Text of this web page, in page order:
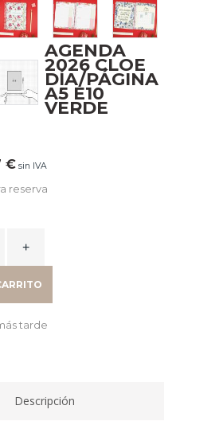
AGENDA
2026 CLOE
DÍA/PÁGINA
A5 E10
VERDE
€
actual
sin IVA
reserva
tarde
Descripción